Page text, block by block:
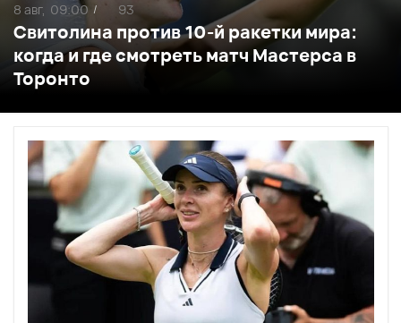
Свитолина против 10-й ракетки мира:
когда и где смотреть матч Мастерса в
Торонто
8 авг, 09:00 / 93